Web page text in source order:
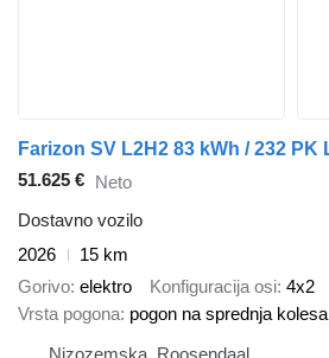
51.625 € Neto
Dostavno vozilo
2026
15 km
Gorivo elektro Konfiguracija osi 4x2
Vrsta pogona pogon na sprednja kolesa
Nizozemska, Roosendaal